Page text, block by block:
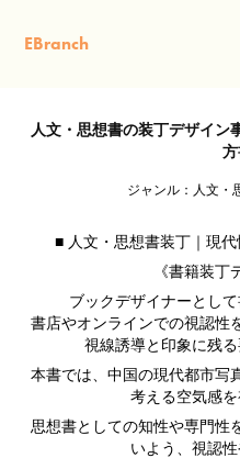
EBranch
人文・思想書の装丁デザイン
ジャンル：人文・
■ 人文・思想書装丁｜現
《書籍装丁
ブックデザイナーとし
書店やオンラインでの視認性
視線誘導と印象に残る
本書では、中国の現代都市写
考える空気感を
思想書としての知性や専門性
いよう、視認性